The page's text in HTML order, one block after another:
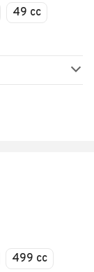
49 cc
499 cc